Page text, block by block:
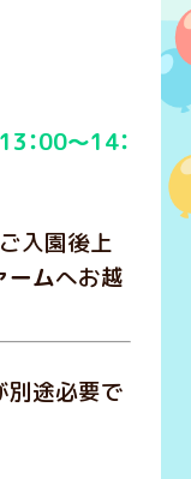
13：00～14：
入園後上
ームへお越
途必要で